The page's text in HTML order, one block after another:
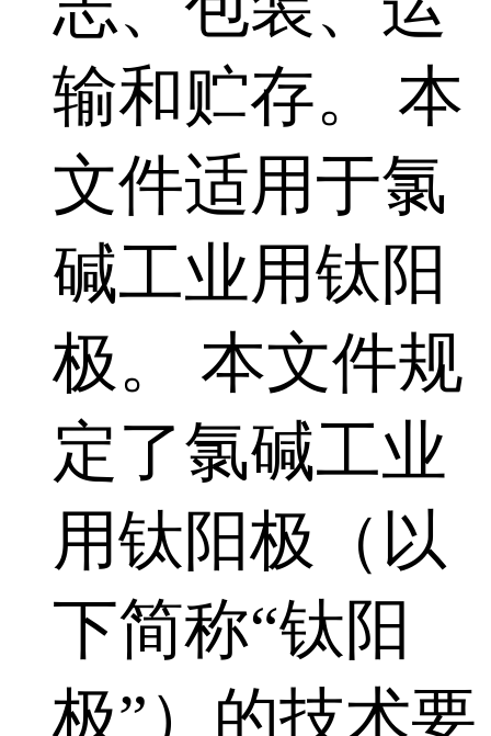
输和贮存。 本
文件适用于氯
碱工业用钛阳
极。 本文件规
定了氯碱工业
用钛阳极（以
下简称“钛阳
极”）的技术要